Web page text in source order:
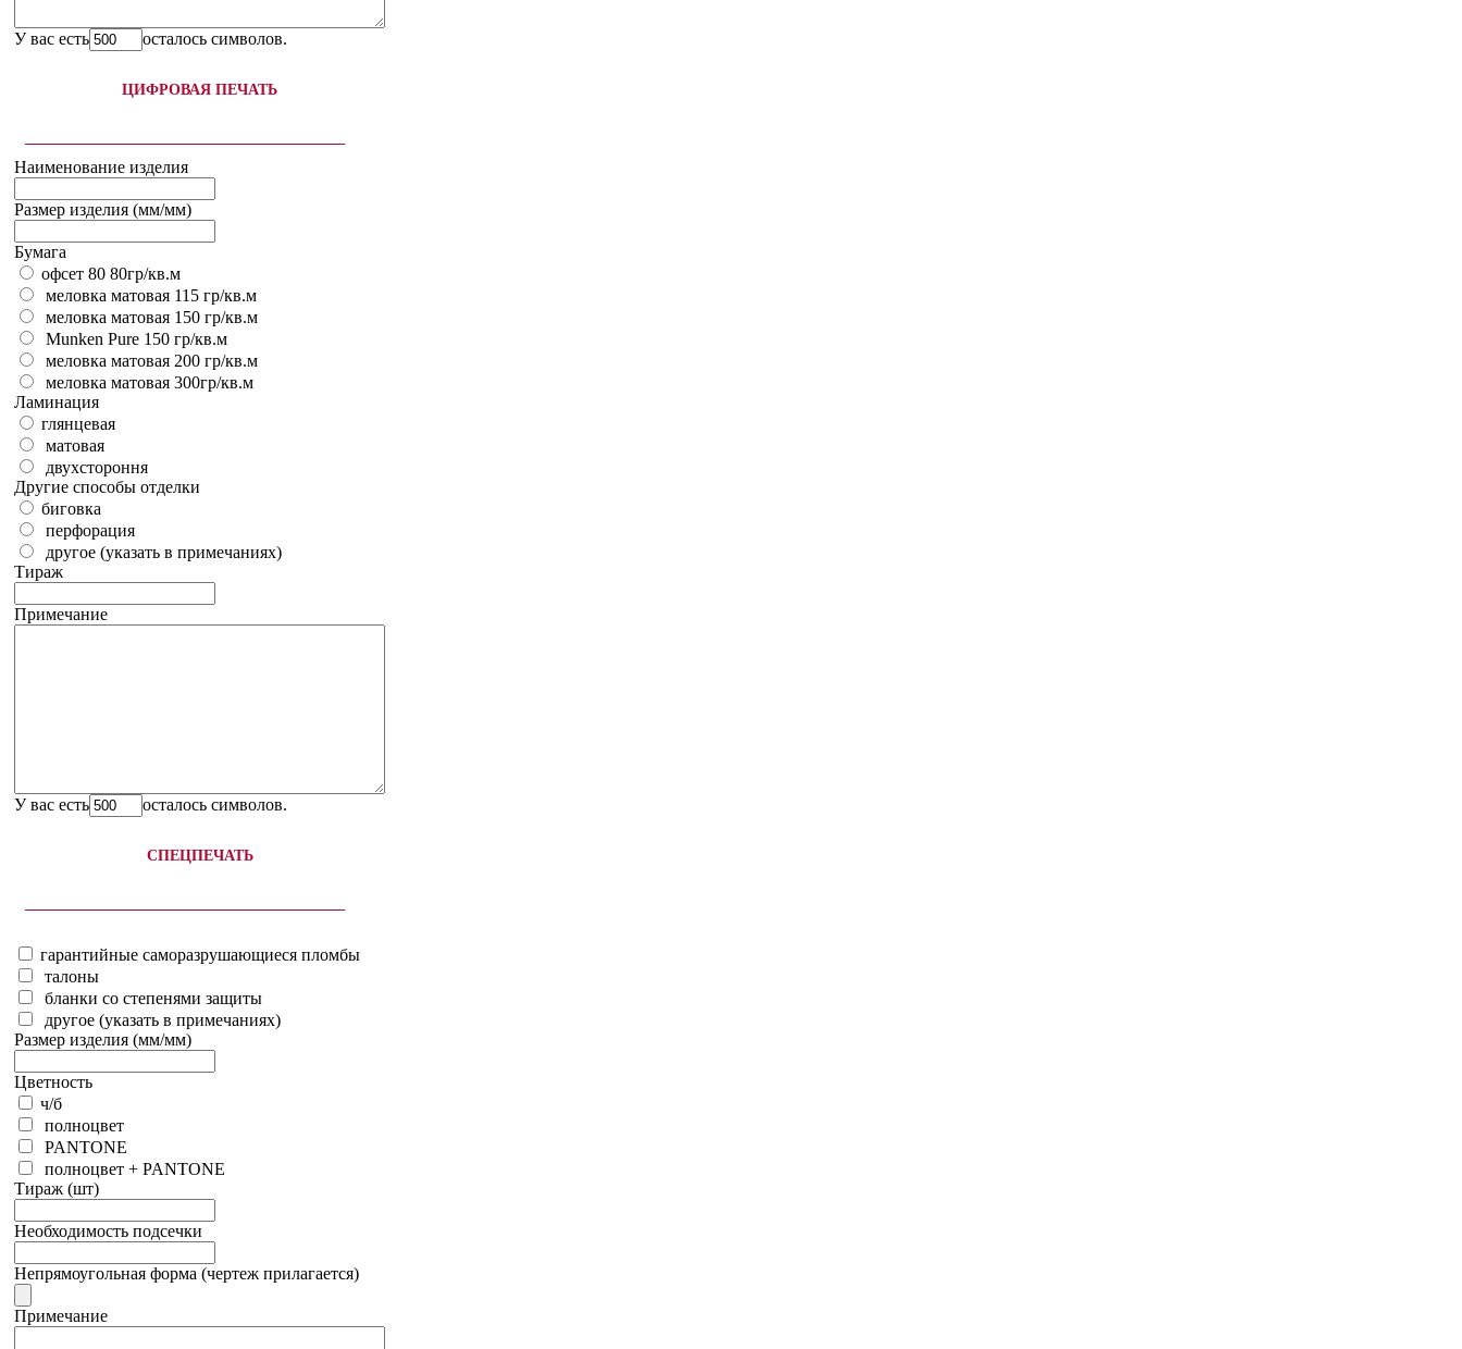
У вас есть осталось символов.
ЦИФРОВАЯ ПЕЧАТЬ
Наименование изделия
Размер изделия (мм/мм)
Бумага
офсет 80 80гр/кв.м
меловка матовая 115 гр/кв.м
меловка матовая 150 гр/кв.м
Munken Pure 150 гр/кв.м
меловка матовая 200 гр/кв.м
меловка матовая 300гр/кв.м
Ламинация
глянцевая
матовая
двухстороння
Другие способы отделки
биговка
перфорация
другое (указать в примечаниях)
Тираж
Примечание
У вас есть осталось символов.
СПЕЦПЕЧАТЬ
гарантийные саморазрушающиеся пломбы
талоны
бланки со степенями защиты
другое (указать в примечаниях)
Размер изделия (мм/мм)
Цветность
ч/б
полноцвет
PANTONE
полноцвет + PANTONE
Тираж (шт)
Необходимость подсечки
Непрямоугольная форма (чертеж прилагается)
Примечание